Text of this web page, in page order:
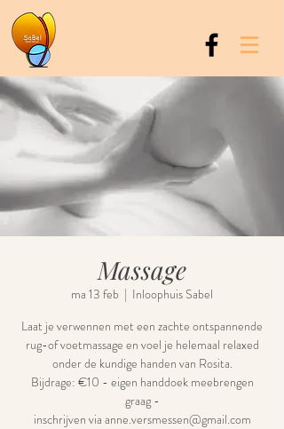
Massage
ma 13 feb
  |
Inloophuis Sabel
Laat je verwennen met een zachte ontspannende
rug-of voetmassage en voel je helemaal relaxed
onder de kundige handen van Rosita.
Bijdrage: €10 - eigen handdoek meebrengen
graag -
inschrijven via anne.versmessen@gmail.com